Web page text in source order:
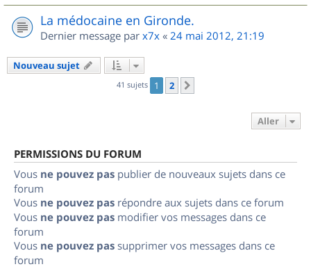
La médocaine en Gironde.
Dernier message par x7x « 24 mai 2012, 21:19
Nouveau sujet
41 sujets 1 2
Aller
PERMISSIONS DU FORUM
Vous ne pouvez pas publier de nouveaux sujets dans ce
forum
Vous ne pouvez pas répondre aux sujets dans ce forum
Vous ne pouvez pas modifier vos messages dans ce
forum
Vous ne pouvez pas supprimer vos messages dans ce
forum